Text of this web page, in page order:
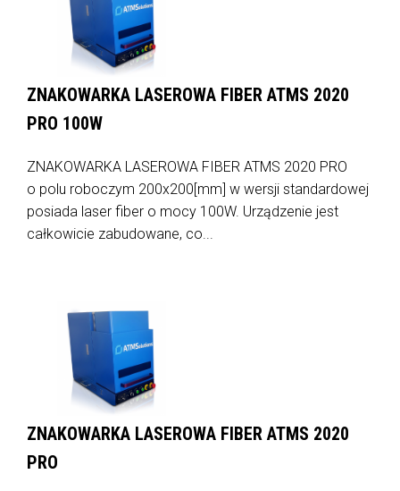
ZNAKOWARKA LASEROWA FIBER ATMS 2020
PRO 100W
ZNAKOWARKA LASEROWA FIBER ATMS 2020 PRO
o polu roboczym 200x200[mm] w wersji standardowej
posiada laser fiber o mocy 100W. Urządzenie jest
całkowicie zabudowane, co...
ZNAKOWARKA LASEROWA FIBER ATMS 2020
PRO